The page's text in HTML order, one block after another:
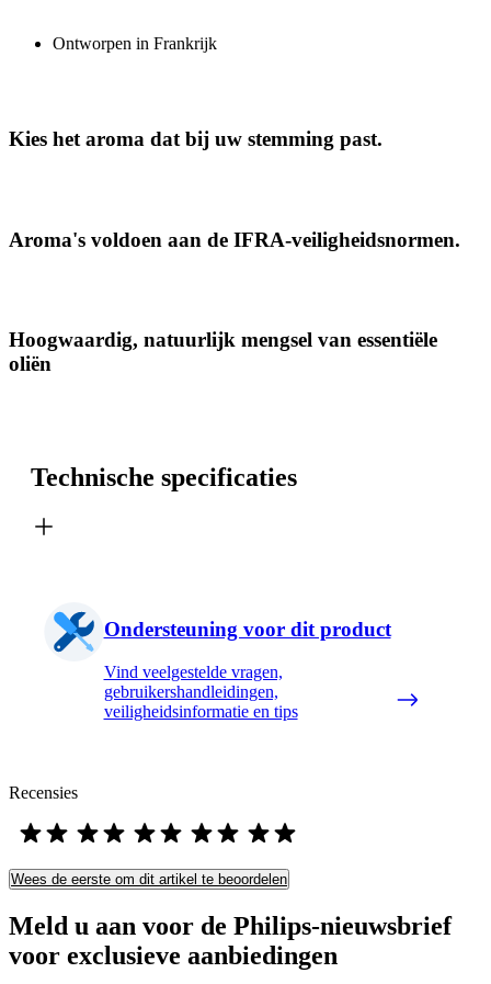
Ontworpen in Frankrijk
Kies het aroma dat bij uw stemming past.
Aroma's voldoen aan de IFRA-veiligheidsnormen.
Hoogwaardig, natuurlijk mengsel van essentiële
oliën
Technische specificaties
Ondersteuning voor dit product
Vind veelgestelde vragen,
gebruikershandleidingen,
veiligheidsinformatie en tips
Recensies
Wees de eerste om dit artikel te beoordelen
Meld u aan voor de Philips-nieuwsbrief
voor exclusieve aanbiedingen